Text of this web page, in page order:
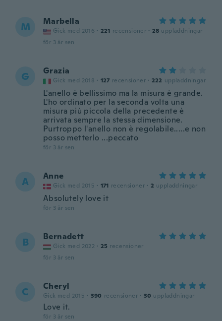
M Marbella
Gick med 2016 · 221 recensioner · 28 uppladdningar
för 3 år sen
G Grazia
Gick med 2018 · 127 recensioner · 222 uppladdningar
L'anello è bellissimo ma la misura è grande.
L'ho ordinato per la seconda volta una
misura più piccola della precedente è
arrivata sempre la stessa dimensione.
Purtroppo l'anello non è regolabile.....e non
posso metterlo ...peccato
för 3 år sen
A Anne
Gick med 2015 · 171 recensioner · 2 uppladdningar
Absolutely love it
för 3 år sen
B Bernadett
Gick med 2022 · 25 recensioner
för 3 år sen
C Cheryl
Gick med 2015 · 390 recensioner · 30 uppladdningar
Love it.
för 3 år sen